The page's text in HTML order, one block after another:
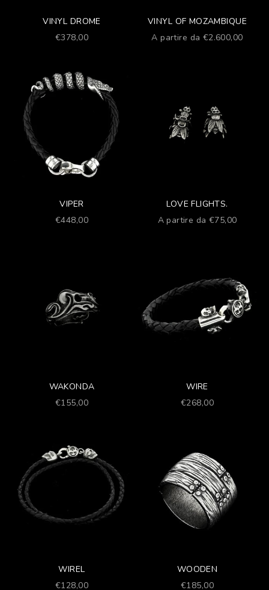
VINYL DROME
Prezzo scontato
€378,00
VINYL OF MOZAMBIQUE
Prezzo scontato
A partire da €2.600,00
VIPER
Prezzo scontato
€448,00
LOVE FLIGHTS.
Prezzo scontato
A partire da €75,00
WAKONDA
Prezzo scontato
€155,00
WIRE
Prezzo scontato
€268,00
WIREL
Prezzo scontato
€128,00
WOODEN
Prezzo scontato
€185,00